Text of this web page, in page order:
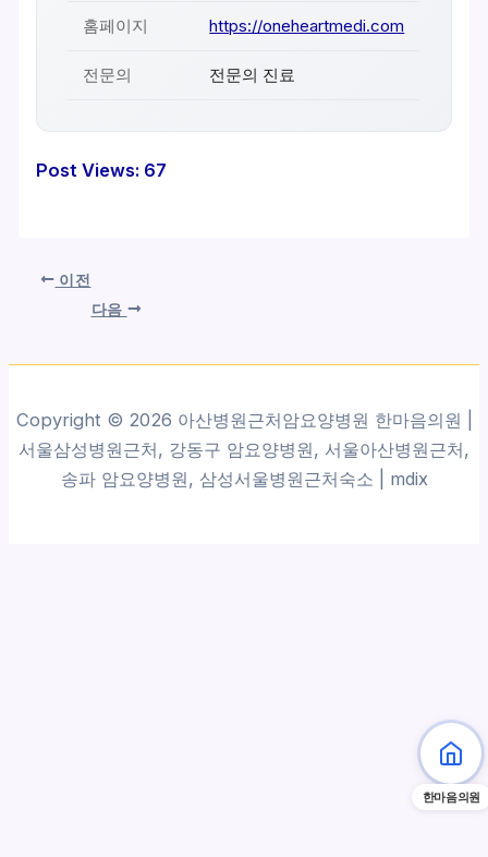
홈페이지 https://oneheartmedi.com
전문의 전문의 진료
한마음의원
Post Views: 67
이전
다음
Copyright © 2026 아산병원근처암요양병원 한마음의원 |
서울삼성병원근처, 강동구 암요양병원, 서울아산병원근처,
송파 암요양병원, 삼성서울병원근처숙소 | mdix